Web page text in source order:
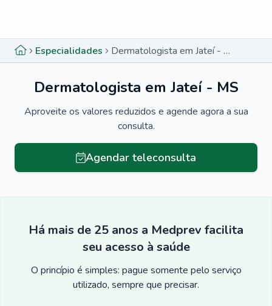
Especialidades Dermatologista em Jateí - MS
Dermatologista em Jateí - MS
Aproveite os valores reduzidos e agende agora a sua
consulta.
Agendar teleconsulta
Há mais de 25 anos a Medprev facilita
seu acesso à saúde
O princípio é simples: pague somente pelo serviço
utilizado, sempre que precisar.